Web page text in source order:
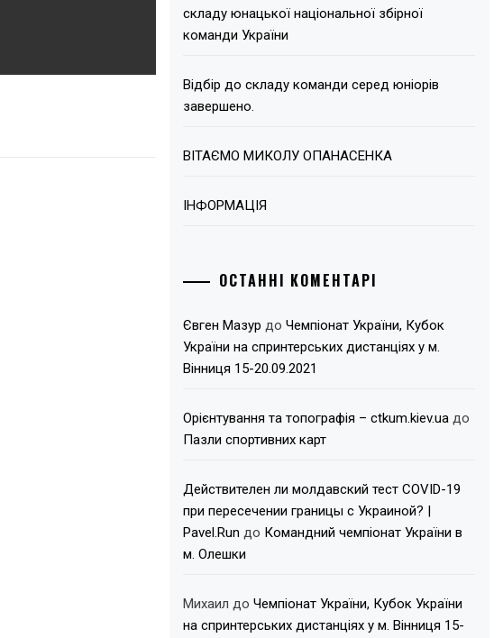
складу юнацької національної збірної
команди України
Відбір до складу команди серед юніорів
завершено.
ВІТАЄМО МИКОЛУ ОПАНАСЕНКА
ІНФОРМАЦІЯ
ОСТАННІ КОМЕНТАРІ
Євген Мазур доЧемпіонат України, Кубок
України на спринтерських дистанціях у м.
Вінниця 15-20.09.2021
Орієнтування та топографія – ctkum.kiev.ua до
Пазли спортивних карт
Действителен ли молдавский тест COVID-19
при пересечении границы с Украиной? |
Pavel.Run до Командний чемпіонат України в
м. Олешки
Михаил доЧемпіонат України, Кубок України
на спринтерських дистанціях у м. Вінниця 15-